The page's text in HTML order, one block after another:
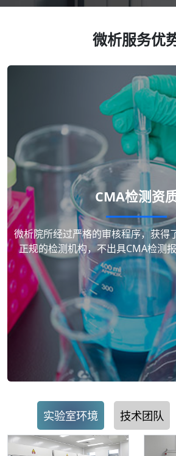
微析服务优
CMA检测资
微析院所经过严格的审核程序，获得
正规的检测机构，不出具CMA检测
实验室环境 技术团队